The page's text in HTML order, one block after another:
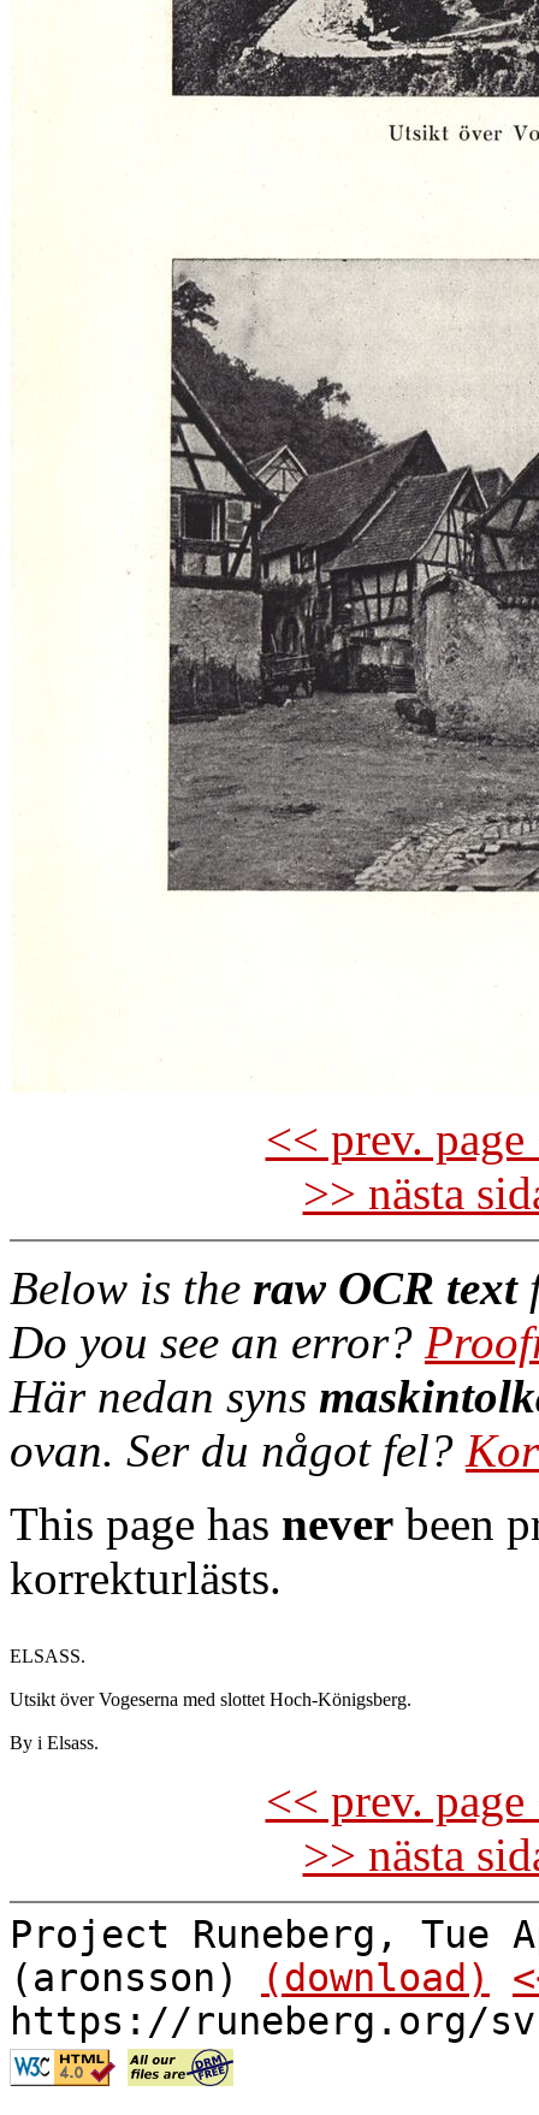
<< prev.
>> nästa
Below is the raw OCR text
Do you see an error?
Här nedan syns
ovan. Ser du något fel?
This page has never been
korrekturlästs.
ELSASS.
Utsikt över Vogeserna med slottet Hoch-Königsberg.
<< prev.
>> nästa
Project Runeberg, Tue
(aronsson)
(download)
https://runeberg.org/